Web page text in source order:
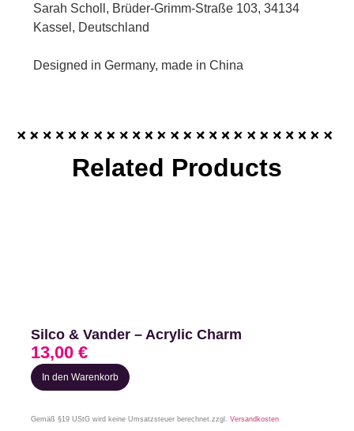
Sarah Scholl, Brüder-Grimm-Straße 103, 34134
Kassel, Deutschland
Designed in Germany, made in China
Related Products
Silco & Vander – Acrylic Charm
In den Warenkorb
13,00 €
Gemäß §19 UStG wird keine Umsatzsteuer berechnet. zzgl. Versandkosten